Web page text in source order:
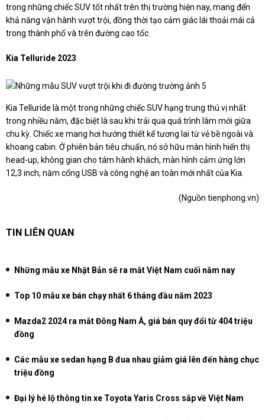
trong những chiếc SUV tốt nhất trên thị trường hiện nay, mang đến
khả năng vận hành vượt trội, đồng thời tạo cảm giác lái thoải mái cả
trong thành phố và trên đường cao tốc.
Kia Telluride 2023
Kia Telluride là một trong những chiếc SUV hạng trung thú vị nhất
trong nhiều năm, đặc biệt là sau khi trải qua quá trình làm mới giữa
chu kỳ. Chiếc xe mang hơi hướng thiết kế tương lai từ vẻ bề ngoài và
khoang cabin. Ở phiên bản tiêu chuẩn, nó sở hữu màn hình hiển thị
head-up, không gian cho tám hành khách, màn hình cảm ứng lớn
12,3 inch, năm cổng USB và công nghệ an toàn mới nhất của Kia.
(Nguồn tienphong.vn)
TIN LIÊN QUAN
Những mẫu xe Nhật Bản sẽ ra mắt Việt Nam cuối năm nay
Top 10 mẫu xe bán chạy nhất 6 tháng đầu năm 2023
Mazda2 2024 ra mắt Đông Nam Á, giá bán quy đổi từ 404 triệu
đồng
Các mẫu xe sedan hạng B đua nhau giảm giá lên đến hàng chục
triệu đồng
Đại lý hé lộ thông tin xe Toyota Yaris Cross sắp về Việt Nam